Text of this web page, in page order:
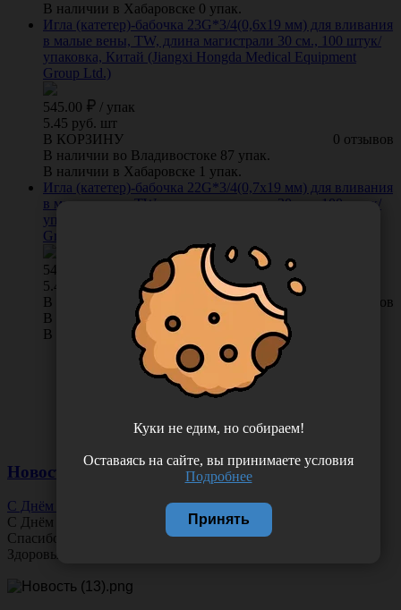
В наличии в Хабаровске 0 упак.
Игла (катетер)-бабочка 23G*3/4(0,6х19 мм) для вливания
в малые вены, TW, длина магистрали 30 см., 100 штук/
упаковка, Китай (Jiangxi Hongda Medical Equipment
Group Ltd.)
545.00 / упак
5.45 руб. шт
0 отзывов
В КОРЗИНУ
В наличии во Владивостоке 87 упак.
В наличии в Хабаровске 1 упак.
Игла (катетер)-бабочка 22G*3/4(0,7х19 мм) для вливания
в малые вены, TW, длина магистрали 30 см., 100 штук/
упаковка, Китай (Jiangxi Hongda Medical Equipment
Group Ltd.)
545.00
5.45 руб. шт
0 отзывов
В КОРЗИНУ
В наличии во Владивостоке 26 упак.
В наличии в Хабаровске 6 упак.
Новости
С Днём Офтальмолога!
С Днём
Спасибо за ясное зрение и заботу о пациентах.
Здоровья вам и новых профессиональных побед!
Куки не едим, но собираем!
Оставаясь на сайте, вы принимаете условия
Подробнее
Принять